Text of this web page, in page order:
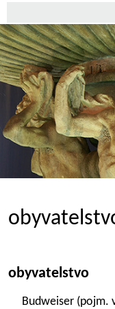
obyvatelstvo
Budweiser (pojm.